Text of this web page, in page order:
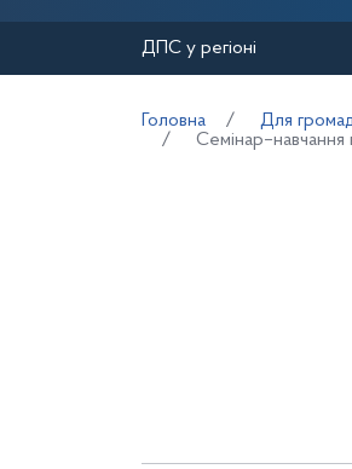
ДПС у регіоні
Головна Для
Семінар–навчання